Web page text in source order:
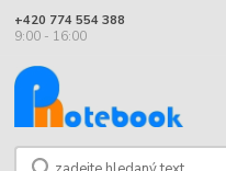
+420 774 554 388
9:00 - 16:00